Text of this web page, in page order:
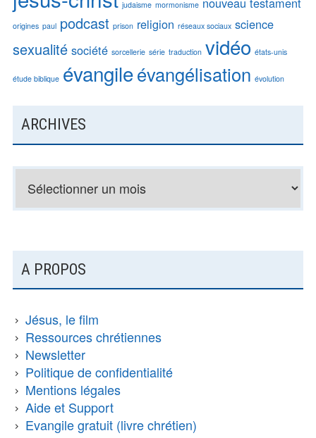
judaisme mormonisme
origines paul podcast prison religion réseaux sociaux science
sexualité société sorcellerie série traduction vidéo états-unis
étude biblique évangileévangélisation évolution
ARCHIVES
Archives
COLONNE
LATÉRALE
A PROPOS
Jésus, le film
Ressources chrétiennes
Newsletter
Politique de confidentialité
Mentions légales
Aide et Support
Evangile gratuit (livre chrétien)